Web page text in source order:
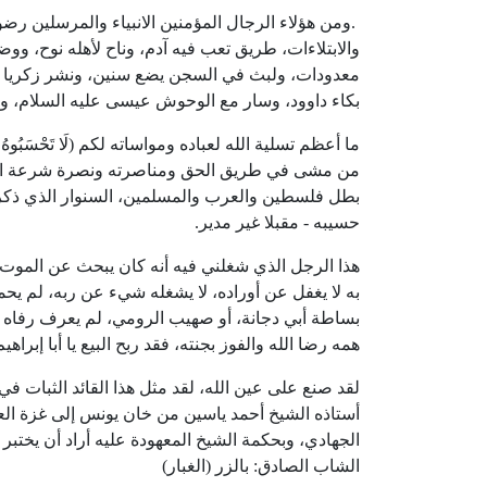
.ومن هؤلاء الرجال المؤمنين الانبياء
والابتلاءات، طريق تعب فيه آدم، وناح لأهله نوح،
معدودات، ولبث في السجن يضع سنين، ونشر زكريا
بكاء داوود، وسار مع الوحوش عيسى عليه السلام،
ما أعظم تسلية الله لعباده ومواساته لكم (لَا
من مشى في طريق الحق ومناصرته ونصرة شرعة
بطل فلسطين والعرب والمسلمين، السنوار الذي
حسيبه - مقبلا غير مدير.
هذا الرجل الذي شغلني فيه أنه كان يبحث عن
به لا يغفل عن أوراده، لا يشغله شيء عن ربه، لم
بساطة أبي دجانة، أو صهيب الرومي، لم يعرف رفاه
همه رضا الله والفوز بجنته، فقد ربح البيع يا أبا
لقد صنع على عين الله، لقد مثل هذا القائد
أستاذه الشيخ أحمد ياسين من خان يونس إلى غزة
الجهادي، وبحكمة الشيخ المعهودة عليه أراد أن
الشاب الصادق: بالزر (الغبار)